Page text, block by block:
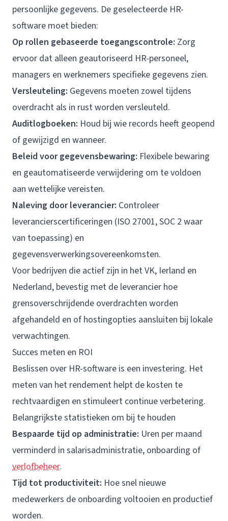
persoonlijke gegevens. De geselecteerde HR-
software moet bieden:
Op rollen gebaseerde toegangscontrole: Zorg
ervoor dat alleen geautoriseerd HR-personeel,
managers en werknemers specifieke gegevens zien.
Versleuteling: Gegevens moeten zowel tijdens
overdracht als in rust worden versleuteld.
Auditlogboeken: Houd bij wie records heeft geopend
of gewijzigd en wanneer.
Beleid voor gegevensbewaring: Flexibele bewaring
en geautomatiseerde verwijdering om te voldoen
aan wettelijke vereisten.
Naleving door leverancier: Controleer
leverancierscertificeringen (ISO 27001, SOC 2 waar
van toepassing) en
gegevensverwerkingsovereenkomsten.
Voor bedrijven die actief zijn in het VK, Ierland en
Nederland, bevestig met de leverancier hoe
grensoverschrijdende overdrachten worden
afgehandeld en of hostingopties aansluiten bij lokale
verwachtingen.
Succes meten en ROI
Beslissen over HR-software is een investering. Het
meten van het rendement helpt de kosten te
rechtvaardigen en stimuleert continue verbetering.
Belangrijkste statistieken om bij te houden
Bespaarde tijd op administratie: Uren per maand
verminderd in salarisadministratie, onboarding of
verlofbeheer.
Tijd tot productiviteit: Hoe snel nieuwe
medewerkers de onboarding voltooien en productief
worden.